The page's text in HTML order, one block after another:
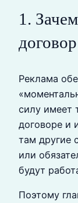
1.
договор
Реклама
силу имеет
договоре и
там другие
или
будут
Поэтому